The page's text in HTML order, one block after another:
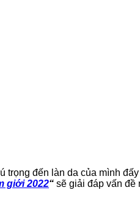
đến làn da của mình
giới 2022“ sẽ giải đáp vấn đề